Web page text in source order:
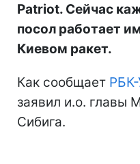
Patriot. Сейчас
посол работает
Киевом ракет.
Как сообщает
заявил и.о. главы
Сибига.